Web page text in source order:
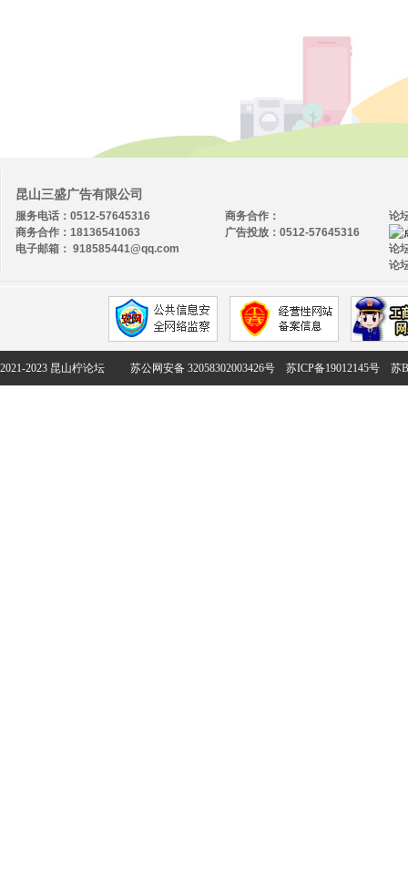
昆山三盛广告有限公司
服务电话：0512-57645316
商务合作：18136541063
电子邮箱： 918585441@qq.com
论
论
论
商务合作：
广告投放：0512-57645316
2021-2023 昆山柠论坛 苏公网安备 32058302003426号 苏ICP备19012145号 苏